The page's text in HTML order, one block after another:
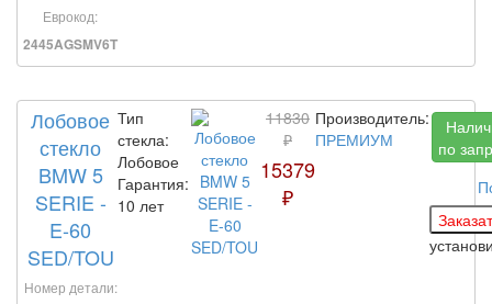
Еврокод:
2445AGSMV6T
Лобовое
стекло
BMW 5
SERIE -
E-60
SED/TOU
Номер детали:
Тип
стекла:
Лобовое
Гарантия:
10 лет
11830
₽
15379
₽
Производитель:
ПРЕМИУМ
по